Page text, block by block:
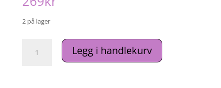
2 på lager
Legg i handlekurv